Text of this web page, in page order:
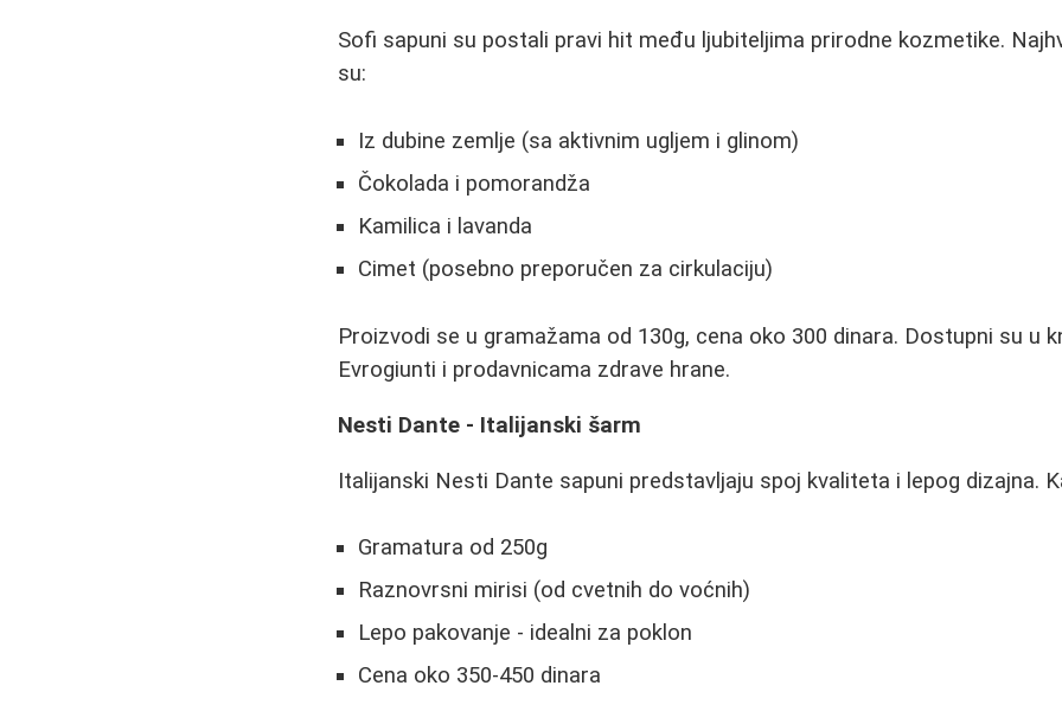
Sofi sapuni su postali pravi hit među ljubiteljima prirodne kozmetike.
su:
Iz dubine zemlje (sa aktivnim ugljem i glinom)
Čokolada i pomorandža
Kamilica i lavanda
Cimet (posebno preporučen za cirkulaciju)
Proizvodi se u gramažama od 130g, cena oko 300 dinara. Dostupni su u
Evrogiunti i prodavnicama zdrave hrane.
Nesti Dante - Italijanski šarm
Italijanski Nesti Dante sapuni predstavljaju spoj kvaliteta i lepog dizajna.
Gramatura od 250g
Raznovrsni mirisi (od cvetnih do voćnih)
Lepo pakovanje - idealni za poklon
Cena oko 350-450 dinara